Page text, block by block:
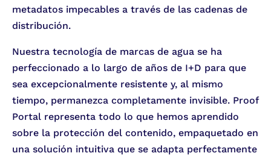
metadatos impecables a través de las cadenas de
distribución.
Nuestra tecnología de marcas de agua se ha
perfeccionado a lo largo de años de I+D para que
sea excepcionalmente resistente y, al mismo
tiempo, permanezca completamente invisible. Proof
Portal representa todo lo que hemos aprendido
sobre la protección del contenido, empaquetado en
una solución intuitiva que se adapta perfectamente